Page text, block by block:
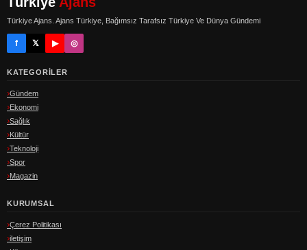
Türkiye Ajans. Ajans Türkiye, Bağımsız Tarafsız Türkiye Ve Dünya Gündemi
f 𝕏 ▶ ◎
KATEGORILER
Gündem
Ekonomi
Sağlık
Kültür
Teknoloji
Spor
Magazin
KURUMSAL
Çerez Politikası
iletişim